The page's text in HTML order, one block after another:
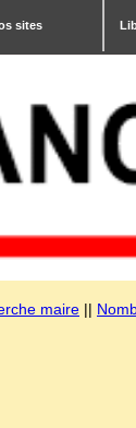
sites
maire ||